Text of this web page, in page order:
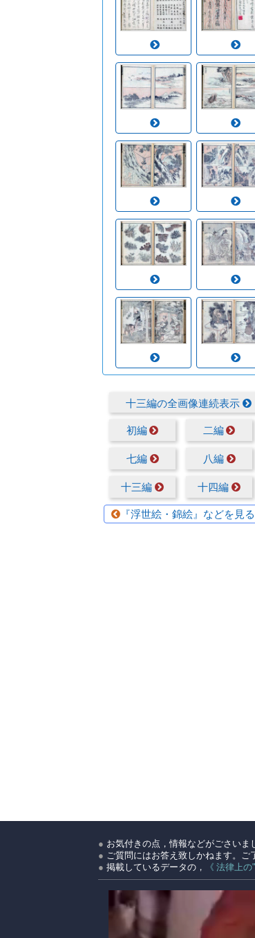
十三編の全画像連続表示
初編 二編
七編 八編
十三編 十四編
『浮世絵・錦絵』などを見
● お気付きの点，情報などがごさいま
● ご質問にはお答え致しかねます。ご
● 掲載しているデータの， 《 法律上